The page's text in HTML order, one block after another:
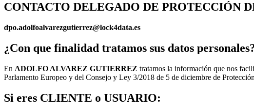
CONTACTO DELEGADO DE PROTECCIÓN
dpo.adolfoalvarezgutierrez@lock4data.es
¿Con que finalidad tratamos sus datos
En ADOLFO ALVAREZ GUTIERREZ tratamos la información que nos
Parlamento Europeo y del Consejo y Ley 3/2018 de 5 de diciembre de
Si eres CLIENTE o USUARIO: